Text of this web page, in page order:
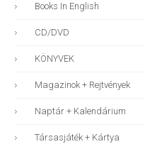
Books In English
CD/DVD
KÖNYVEK
Magazinok + Rejtvények
Naptár + Kalendárium
Társasjáték + Kártya